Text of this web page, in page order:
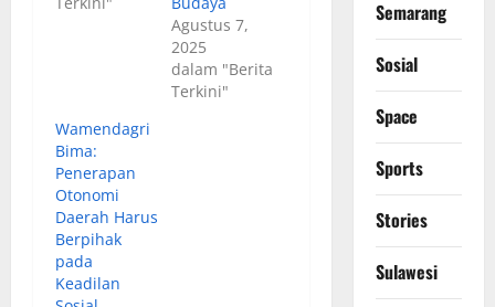
Agustus 7,
2025
dalam "Berita
Terkini"
Wamendagri
Bima:
Penerapan
Otonomi
Daerah Harus
Berpihak
pada
Keadilan
Semarang
Sosial
Space
Sports
Stories
Sulawesi